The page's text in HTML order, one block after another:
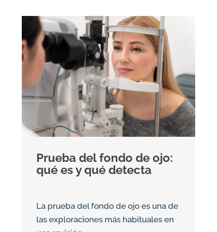
Prueba del fondo de ojo:
qué es y qué detecta
La prueba del fondo de ojo es una de
las exploraciones más habituales en